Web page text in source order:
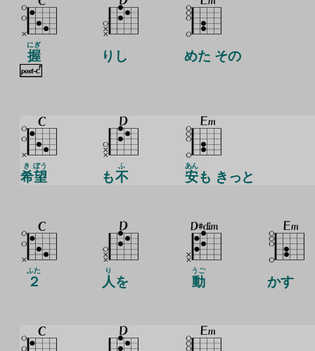
握
にぎ
りし めた その
希
き
望
ぼう
も不
ふ
安
あん
も きっと
２
ふた
人
り
を 動
うご
かす